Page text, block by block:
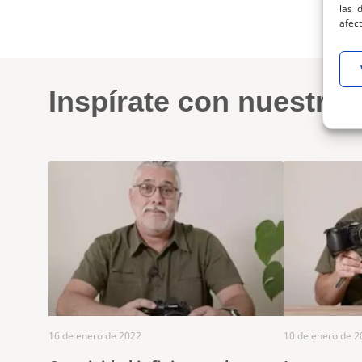
las
Inspírate con
16 de enero de 2022 10 de enero de